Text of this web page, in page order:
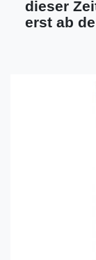
dieser
erst ab